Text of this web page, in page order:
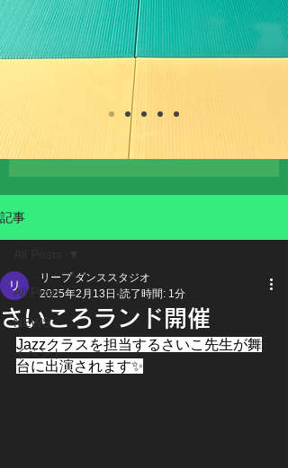
記事
All Posts
NEWS
イベント
さいころランド開催
リープ ダンススタジオ
2025年2月13日 読了時間: 1分
Jazzクラスを担当するさいこ先生が舞
台に出演されます✨